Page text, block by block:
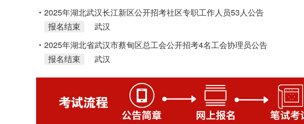
2025年湖北武汉长江新区公开招考社区专职工作人员53人公告
报名结束
武汉
2025年湖北省武汉市蔡甸区总工会公开招考4名工会协理员公告
报名结束
武汉